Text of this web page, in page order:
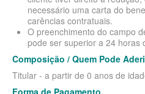
MEDICAL HEALTH PLANO DE
PLENA PLANO DE SAÚDE
SANTA HELENA PLANO DE SAÚDE
necessário uma carta do
carências contratuais.
O preenchimento do campo
pode ser superior a 24 horas
Composição / Quem Pode
Titular - a partir de 0 anos de